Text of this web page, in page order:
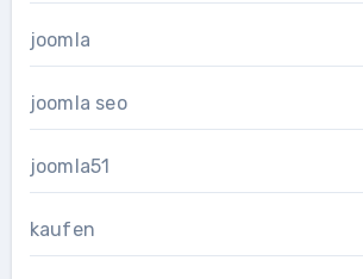
joomla
joomla seo
joomla51
kaufen